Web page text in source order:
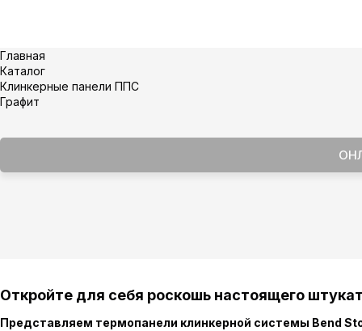
Главная
Каталог
Клинкерные панели ППС
Графит
Откройте для себя роскошь настоящего
Представляем термопанели клинкерной системы Bend